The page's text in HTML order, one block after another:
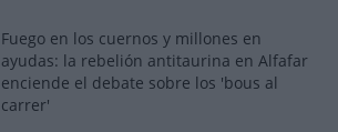
Fuego en los cuernos y millones en
ayudas: la rebelión antitaurina en Alfafar
enciende el debate sobre los 'bous al
carrer'